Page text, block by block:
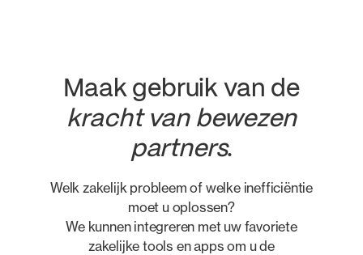
Maak gebruik van de
kracht van bewezen
partners.
Welk zakelijk probleem of welke inefficiëntie
moet u oplossen?
We kunnen integreren met uw favoriete
zakelijke tools en apps om u de